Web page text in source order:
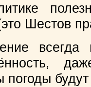
Шестов
погоды